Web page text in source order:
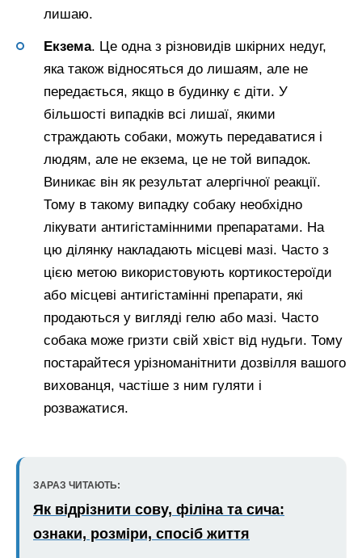
лишаю.
Екзема. Це одна з різновидів шкірних недуг,
яка також відносяться до лишаям, але не
передається, якщо в будинку є діти. У
більшості випадків всі лишаї, якими
страждають собаки, можуть передаватися і
людям, але не екзема, це не той випадок.
Виникає він як результат алергічної реакції.
Тому в такому випадку собаку необхідно
лікувати антигістамінними препаратами. На
цю ділянку накладають місцеві мазі. Часто з
цією метою використовують кортикостероїди
або місцеві антигістамінні препарати, які
продаються у вигляді гелю або мазі. Часто
собака може гризти свій хвіст від нудьги. Тому
постарайтеся урізноманітнити дозвілля вашого
вихованця, частіше з ним гуляти і
розважатися.
ЗАРАЗ ЧИТАЮТЬ:
Як відрізнити сову, філіна та сича:
ознаки, розміри, спосіб життя